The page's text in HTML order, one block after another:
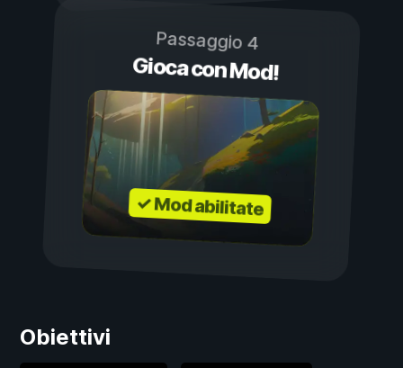
Passaggio 4
Gioca con Mod!
✓ Mod abilitate
Obiettivi